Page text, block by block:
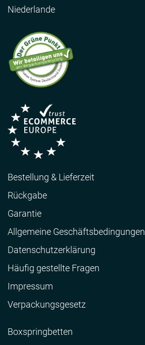
Niederlande
Bestellung & Lieferzeit
Rückgabe
Garantie
Allgemeine Geschäftsbedingungen
Datenschutzerklärung
Häufig gestellte Fragen
Impressum
Verpackungsgesetz
Boxspringbetten